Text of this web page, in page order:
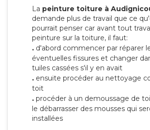
La peinture toiture à
demande plus de travail que ce
pourrait penser car avant tout
peinture sur la toiture, il faut:
. d'abord commencer par réparer
éventuelles fissures et changer
tuiles cassées s'il y en avait
. ensuite procéder au nettoyage
toit
. procéder à un demoussage de
le débarrasser des mousses qui
installées